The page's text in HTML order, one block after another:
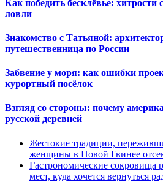
Как победить бесклёвье: хитрости
ловли
Знакомство с Татьяной:
путешественница по России
Забвение у моря: как ошибки
курортный посёлок
Взгляд со стороны: почему
русской деревней
Жестокие традиции,
женщины в Новой Гвинее
Гастрономические сокровища
мест, куда хочется вернуться